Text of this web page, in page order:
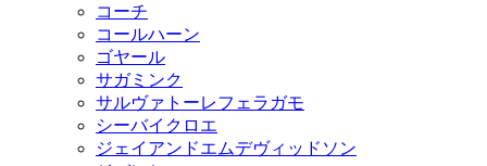
コーチ
コールハーン
ゴヤール
サガミンク
サルヴァトーレフェラガモ
シーバイクロエ
ジェイアンドエムデヴィッドソン